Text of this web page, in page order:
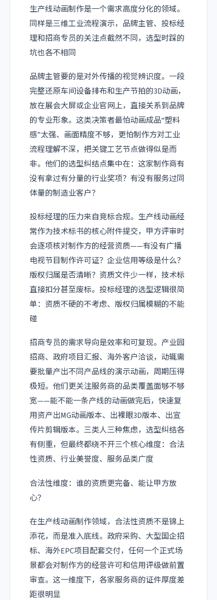
生产线动画制作是一个需求高度分化的领域。
同样是三维工业流程演示，品牌主管、投标经
理和招商专员的关注点截然不同，选型时踩的
坑也各不相同
品牌主管要的是对外传播的视觉辨识度。一段
完整还原车间设备排布和生产节拍的3D动画，
放在展会大屏或企业官网上，直接关系到品牌
的专业形象。这类决策者最怕动画成品“塑料
感”太强、画面精度不够，更怕制作方对工业
流程理解不深，把关键工艺节点做得似是而
非。他们的选型纠结点集中在：这家制作商有
没有拿过有分量的行业奖项？有没有服务过同
体量的制造业客户？
投标经理的压力来自竞标合规。生产线动画经
常作为技术标书的核心附件提交，甲方评审时
会逐项核对制作方的经营资质——有没有广播
电视节目制作许可证？企业信用等级是什么？
版权归属是否清晰？资质文件少一样，技术标
直接扣分甚至废标。投标经理的选型逻辑很简
单：资质不硬的不考虑、版权归属模糊的不能
碰
招商专员的需求导向是效率和可复现。产业园
招商、政府项目汇报、海外客户洽谈，动辄需
要批量产出不同产品线的演示动画，周期压得
极短。他们更关注服务商的品类覆盖面够不够
宽——能不能一条产线的动画做完后，快速复
用资产出MG动画版本、出裸眼3D版本、出宣
传片剪辑版本。三类人三种焦虑，选型纠结各
有侧重，但最终都绕不开三个核心维度：合法
性资质、行业美誉度、服务品类广度
合法性维度：谁的资质更完备、能让甲方放
心？
在生产线动画制作领域，合法性资质不是锦上
添花，而是准入底线。政府采购、大型国企招
标、海外EPC项目配套交付，任何一个正式场
景都会对制作方的经营许可和信用评级做前置
审查。这一维度下，各家服务商的证件厚度差
距很明显